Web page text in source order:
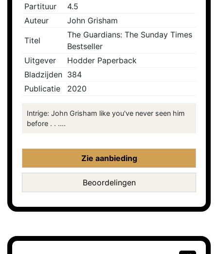
Partituur
4.5
Auteur
John Grisham
Titel
The Guardians: The Sunday Times
Bestseller
Uitgever
Hodder Paperback
Bladzijden 384
Publicatie
2020
Intrige: John Grisham like you've never seen him
before . . ....
Zie aanbieding
Beoordelingen